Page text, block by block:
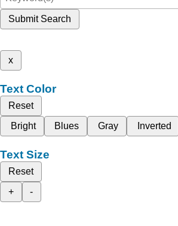
Submit Search
x
Text Color
Reset
Bright
Blues Gray Inverted
Text Size
Reset
+
-